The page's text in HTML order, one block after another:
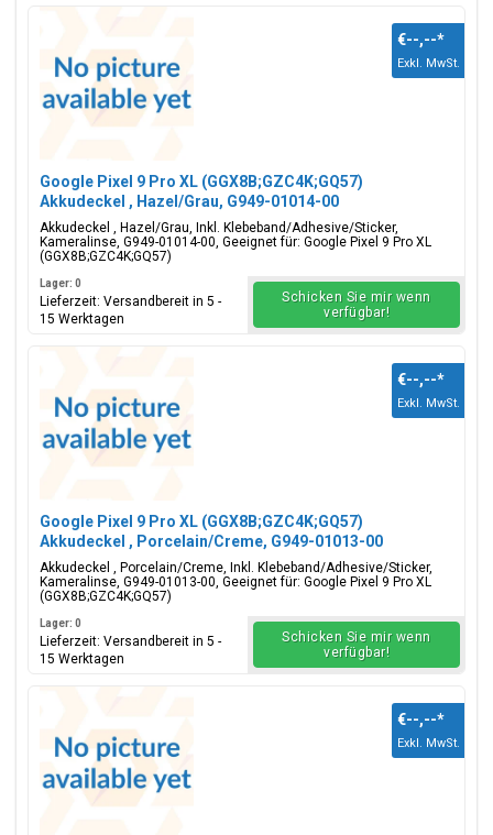
Google Pixel 9 Pro XL (GGX8B;GZC4K;GQ57)
Akkudeckel , Hazel/Grau, G949-01014-00
Akkudeckel , Hazel/Grau, Inkl. Klebeband/Adhesive/Sticker,
Kameralinse, G949-01014-00, Geeignet für: Google Pixel 9 Pro XL
(GGX8B;GZC4K;GQ57)
€--,--*
Exkl. MwSt.
Lager: 0
Lieferzeit: Versandbereit in 5 -
15 Werktagen
Schicken Sie mir wenn
verfügbar!
Google Pixel 9 Pro XL (GGX8B;GZC4K;GQ57)
Akkudeckel , Porcelain/Creme, G949-01013-00
Akkudeckel , Porcelain/Creme, Inkl. Klebeband/Adhesive/Sticker,
Kameralinse, G949-01013-00, Geeignet für: Google Pixel 9 Pro XL
(GGX8B;GZC4K;GQ57)
€--,--*
Exkl. MwSt.
Lager: 0
Lieferzeit: Versandbereit in 5 -
15 Werktagen
Schicken Sie mir wenn
verfügbar!
€--,--*
Exkl. MwSt.